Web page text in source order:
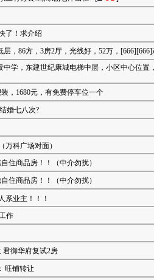
了！求介绍
，86方，3房2厅，光线好，52万，[666][666]
学，东建世纪康城电梯中层，小区中心位置
，1680元，有免费停车位一个
婚七八次?
万科广场对面）
住商品房！！（中介勿扰）
住商品房！！（中介勿扰）
系业主！！！
作
君御华府复试2房
旺铺转让